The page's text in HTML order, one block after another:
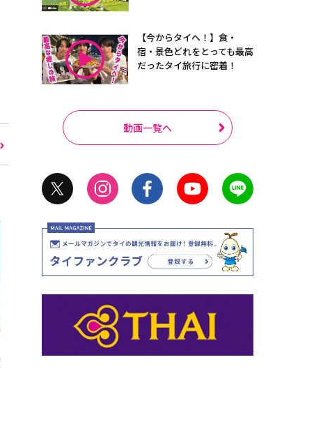
【今からタイへ！】食・
宿・景色どれをとっても最高
だったタイ旅行に密着！
動画一覧へ